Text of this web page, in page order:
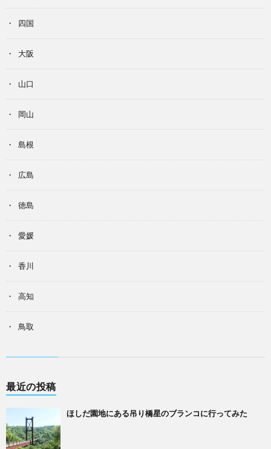
四国
大阪
山口
岡山
島根
広島
徳島
愛媛
香川
高知
鳥取
最近の投稿
ほしだ園地にある吊り橋星のブランコに行ってみた